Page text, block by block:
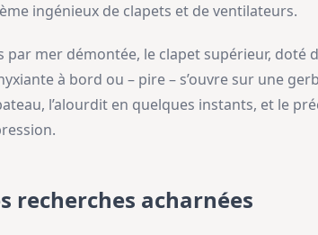
ingénieux de clapets et de ventilateurs.
par mer démontée, le clapet supérieur, doté
à bord ou – pire – s’ouvre sur une
l’alourdit en quelques instants, et le
recherches acharnées